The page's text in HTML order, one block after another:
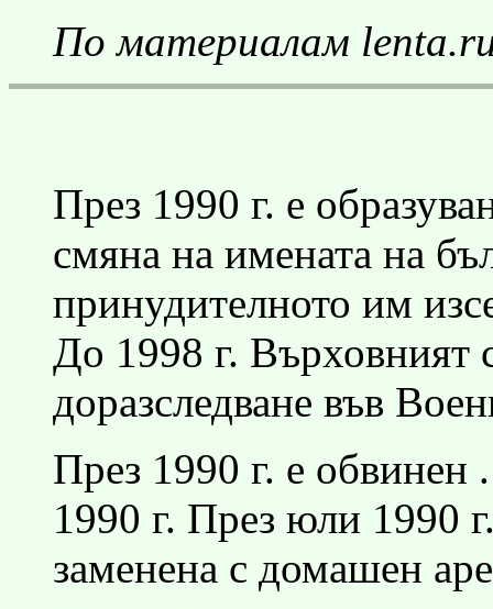
По материалам
През 1990 г. е
смяна на имената на
принудителното им
До 1998 г. Върховният
доразследване във
През 1990 г. е обвинен
1990 г. През юли 1990
заменена с домашен